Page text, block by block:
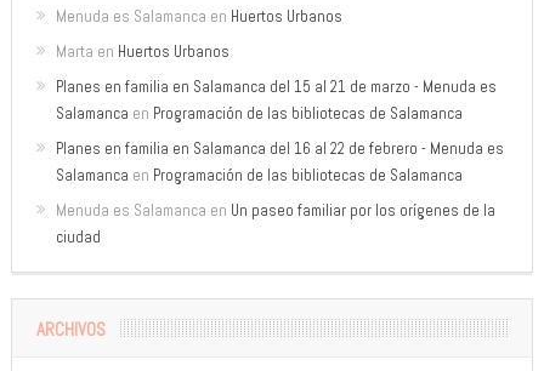
Menuda es Salamanca en Huertos Urbanos
Marta en Huertos Urbanos
Planes en familia en Salamanca del 15 al 21 de marzo - Menuda es
Salamanca en Programación de las bibliotecas de Salamanca
Planes en familia en Salamanca del 16 al 22 de febrero - Menuda es
Salamanca en Programación de las bibliotecas de Salamanca
Menuda es Salamanca en Un paseo familiar por los orígenes de la
ciudad
ARCHIVOS